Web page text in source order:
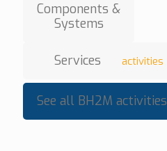
Components &
Systems
Services activities
See all BH2M activities